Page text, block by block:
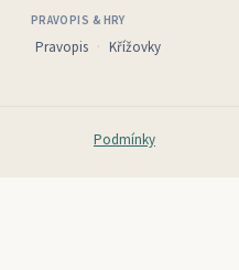
PRAVOPIS & HRY
Pravopis Křížovky
Podmínky